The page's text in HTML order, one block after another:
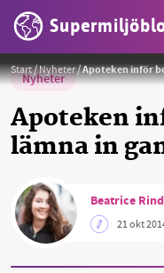
OMRÅDEN
Start/Nyheter/Apoteken inför
Nyheter
Apoteken
lämna in
Beatrice
21 okt